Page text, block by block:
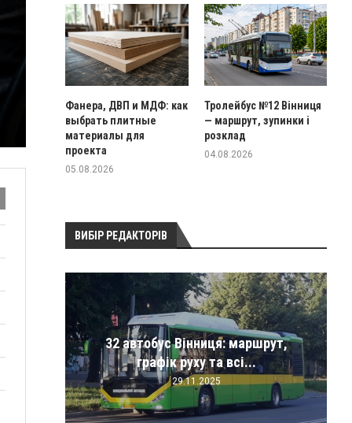
Фанера, ДВП и МДФ: как
выбрать плитные
материалы для
проекта
05.08.2026
Тролейбус №12 Вінниця
— маршрут, зупинки і
розклад
04.08.2026
ВИБІР РЕДАКТОРІВ
32 автобус Вінниця: маршрут,
графік руху та всі...
29.11.2025